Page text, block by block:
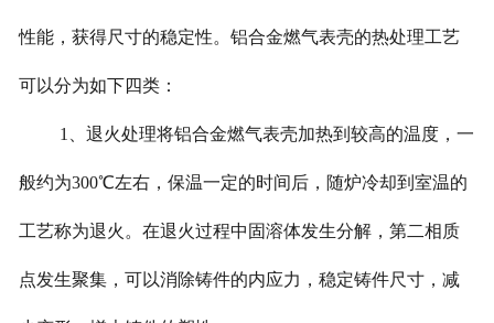
性能，获得尺寸的稳定性。铝合金燃气表壳的热处理工艺
可以分为如下四类：
1 、退火处理将铝合金燃气表壳加热到较高的温度，一
般约为300℃左右，保温一定的时间后，随炉冷却到室温的
工艺称为退火。在退火过程中固溶体发生分解，第二相质
点发生聚集，可以消除铸件的内应力，稳定铸件尺寸，减